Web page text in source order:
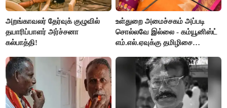
அறங்காவலர் தேர்வுக் குழுவில்
தயாரிப்பாளர் அர்ச்சனா
கல்பாத்தி!
உள்துறை அமைச்சகம் அப்படி
சொல்லவே இல்லை - கம்யூனிஸ்ட்
எம்.எல்.ஏவுக்கு தமிழிசை